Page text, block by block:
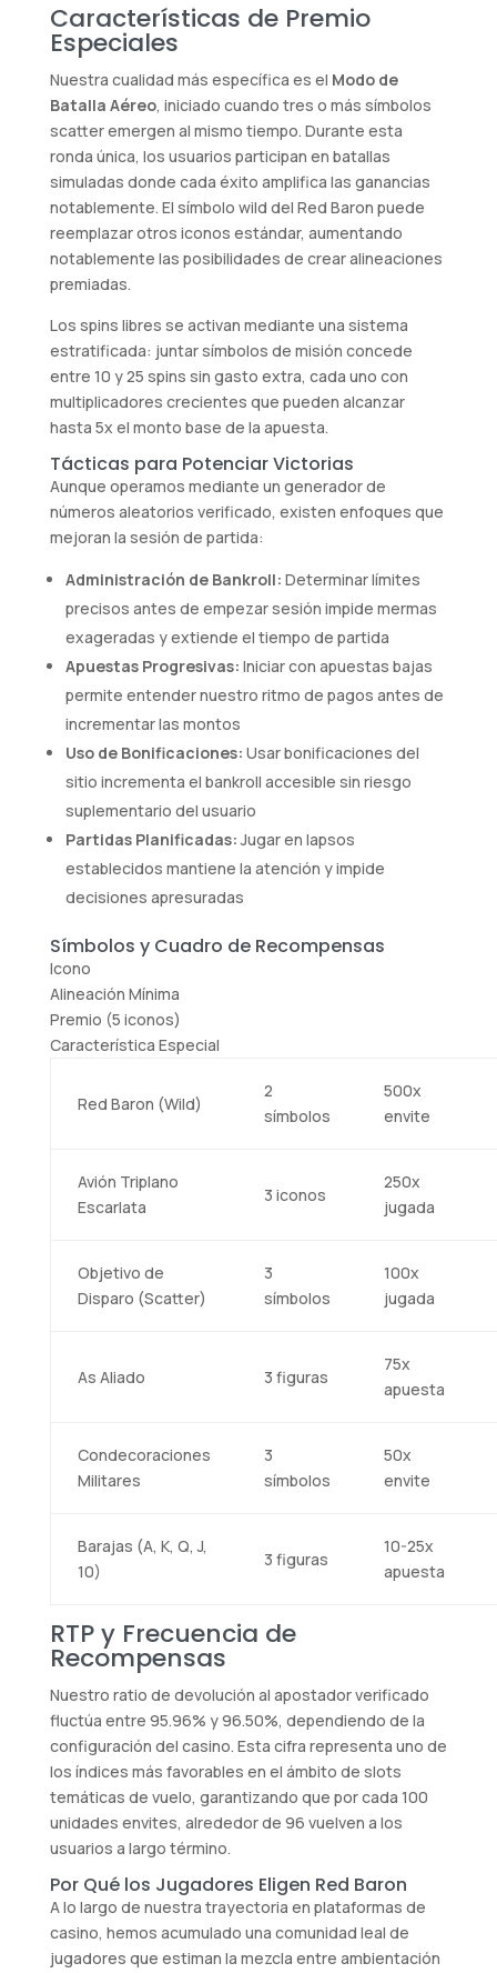
Características de Premio
Especiales
Nuestra cualidad más específica es el Modo de
Batalla Aéreo, iniciado cuando tres o más símbolos
scatter emergen al mismo tiempo. Durante esta
ronda única, los usuarios participan en batallas
simuladas donde cada éxito amplifica las ganancias
notablemente. El símbolo wild del Red Baron puede
reemplazar otros iconos estándar, aumentando
notablemente las posibilidades de crear alineaciones
premiadas.
Los spins libres se activan mediante una sistema
estratificada: juntar símbolos de misión concede
entre 10 y 25 spins sin gasto extra, cada uno con
multiplicadores crecientes que pueden alcanzar
hasta 5x el monto base de la apuesta.
Tácticas para Potenciar Victorias
Aunque operamos mediante un generador de
números aleatorios verificado, existen enfoques que
mejoran la sesión de partida:
Administración de Bankroll: Determinar límites
precisos antes de empezar sesión impide mermas
exageradas y extiende el tiempo de partida
Apuestas Progresivas: Iniciar con apuestas bajas
permite entender nuestro ritmo de pagos antes de
incrementar las montos
Uso de Bonificaciones: Usar bonificaciones del
sitio incrementa el bankroll accesible sin riesgo
suplementario del usuario
Partidas Planificadas:Jugar en lapsos
establecidos mantiene la atención y impide
decisiones apresuradas
Símbolos y Cuadro de Recompensas
Icono
Alineación Mínima
Premio (5 iconos)
Característica Especial
Red Baron (Wild)
2
símbolos
500x
envite
Avión Triplano
Escarlata
3 iconos
250x
jugada
Objetivo de
Disparo (Scatter)
3
símbolos
100x
jugada
As Aliado 3 figuras
75x
apuesta
Condecoraciones
Militares
3
símbolos
50x
envite
Barajas (A, K, Q, J,
10)
3 figuras
10-25x
apuesta
RTP y Frecuencia de
Recompensas
Nuestro ratio de devolución al apostador verificado
fluctúa entre 95.96% y 96.50%, dependiendo de la
configuración del casino. Esta cifra representa uno de
los índices más favorables en el ámbito de slots
temáticas de vuelo, garantizando que por cada 100
unidades envites, alrededor de 96 vuelven a los
usuarios a largo término.
Por Qué los Jugadores Eligen Red Baron
A lo largo de nuestra trayectoria en plataformas de
casino, hemos acumulado una comunidad leal de
jugadores que estiman la mezcla entre ambientación